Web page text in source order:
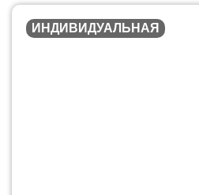
ИНДИВИДУАЛЬНАЯ